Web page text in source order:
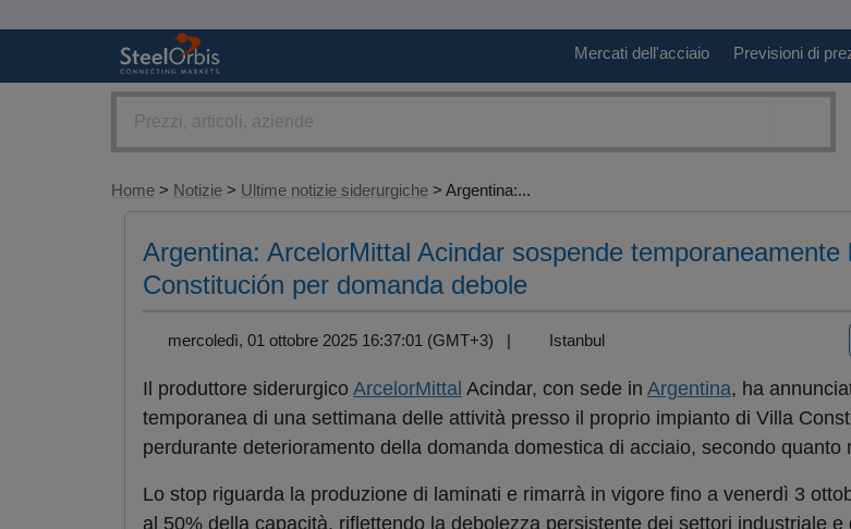
Mercati dell'acciaio Previsioni di
Home > Notizie > Ultime notizie siderurgiche > Argentina:...
Argentina: ArcelorMittal Acindar sospende temporaneamente
Constitución per domanda debole
mercoledì, 01 ottobre 2025 16:37:01 (GMT+3) | Istanbul
Il produttore siderurgico ArcelorMittal Acindar, con sede in Argentina, ha
temporanea di una settimana delle attività presso il proprio impianto di Villa
perdurante deterioramento della domanda domestica di acciaio, secondo quanto
Lo stop riguarda la produzione di laminati e rimarrà in vigore fino a venerdì 3
al 50% della capacità, riflettendo la debolezza persistente dei settori industriale